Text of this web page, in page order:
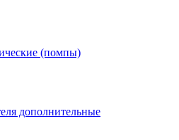
(помпы)
дополнительные